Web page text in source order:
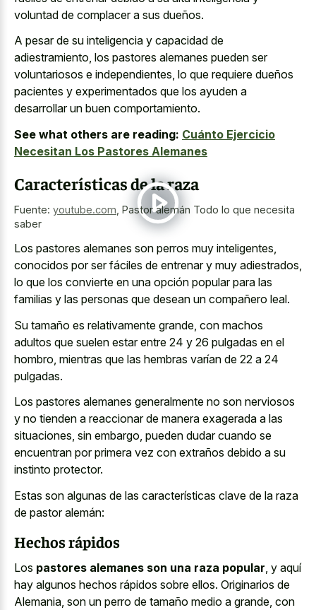
voluntad de complacer a sus dueños.
A pesar de su inteligencia y capacidad de
adiestramiento, los pastores alemanes pueden ser
voluntariosos e independientes, lo que requiere dueños
pacientes y experimentados que los ayuden a
desarrollar un buen comportamiento.
See what others are reading: Cuánto Ejercicio
Necesitan Los Pastores Alemanes
Características de la raza
Fuente: youtube.com Pastor alemán Todo lo que necesita
saber
Los pastores alemanes son perros muy inteligentes,
conocidos por ser fáciles de entrenar y muy adiestrados,
lo que los convierte en una opción popular para las
familias y las personas que desean un compañero leal.
Su tamaño es relativamente grande, con machos
adultos que suelen estar entre 24 y 26 pulgadas en el
hombro, mientras que las hembras varían de 22 a 24
pulgadas.
Los pastores alemanes generalmente no son nerviosos
y no tienden a reaccionar de manera exagerada a las
situaciones, sin embargo, pueden dudar cuando se
encuentran por primera vez con extraños debido a su
instinto protector.
Estas son algunas de las características clave de la raza
de pastor alemán:
Hechos rápidos
Los pastores alemanes son una raza popular , y aquí
hay algunos hechos rápidos sobre ellos. Originarios de
Alemania, son un perro de tamaño medio a grande, con